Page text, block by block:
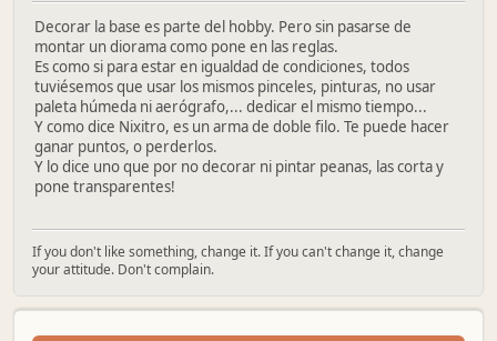
Decorar la base es parte del hobby. Pero sin pasarse de
montar un diorama como pone en las reglas.
Es como si para estar en igualdad de condiciones, todos
tuviésemos que usar los mismos pinceles, pinturas, no usar
paleta húmeda ni aerógrafo,... dedicar el mismo tiempo...
Y como dice Nixitro, es un arma de doble filo. Te puede hacer
ganar puntos, o perderlos.
Y lo dice uno que por no decorar ni pintar peanas, las corta y
pone transparentes!
If you don't like something, change it. If you can't change it, change
your attitude. Don't complain.